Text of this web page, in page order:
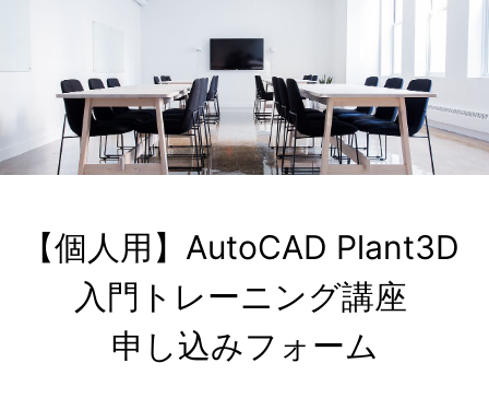
【個人用】AutoCAD Plant3D
入門トレーニング講座
申し込みフォーム